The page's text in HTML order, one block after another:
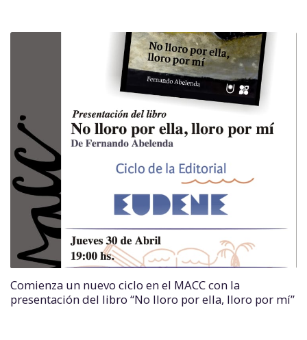
Comienza un nuevo ciclo en el MACC con la
presentación del libro “No lloro por ella, lloro por mí”